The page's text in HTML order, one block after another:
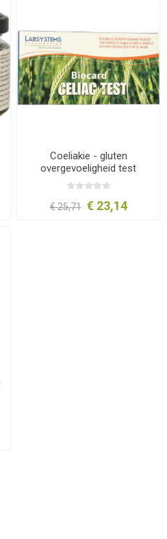
Coeliakie - gluten
overgevoeligheid test
€ 25,71 € 23,14